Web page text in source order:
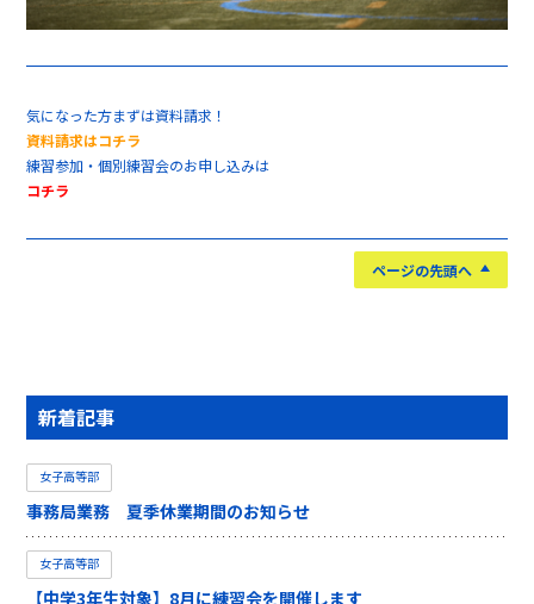
気になった方まずは資料請求！
資料請求はコチラ
練習参加・個別練習会のお申し込みは
コチラ
ページの先頭へ
新着記事
女子高等部
事務局業務 夏季休業期間のお知らせ
女子高等部
【中学3年生対象】8月に練習会を開催します